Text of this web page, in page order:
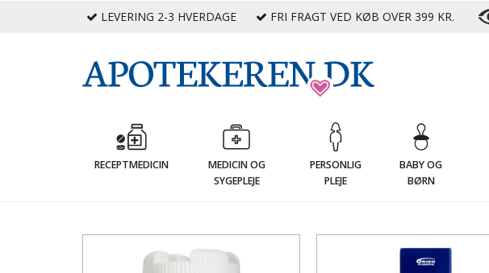
LEVERING 2-3 HVERDAGE FRI FRAGT VED KØB OVER 399 KR.
RECEPTMEDICIN
MEDICIN OG
SYGEPLEJE
PERSONLIG
PLEJE
BABY OG
BØRN